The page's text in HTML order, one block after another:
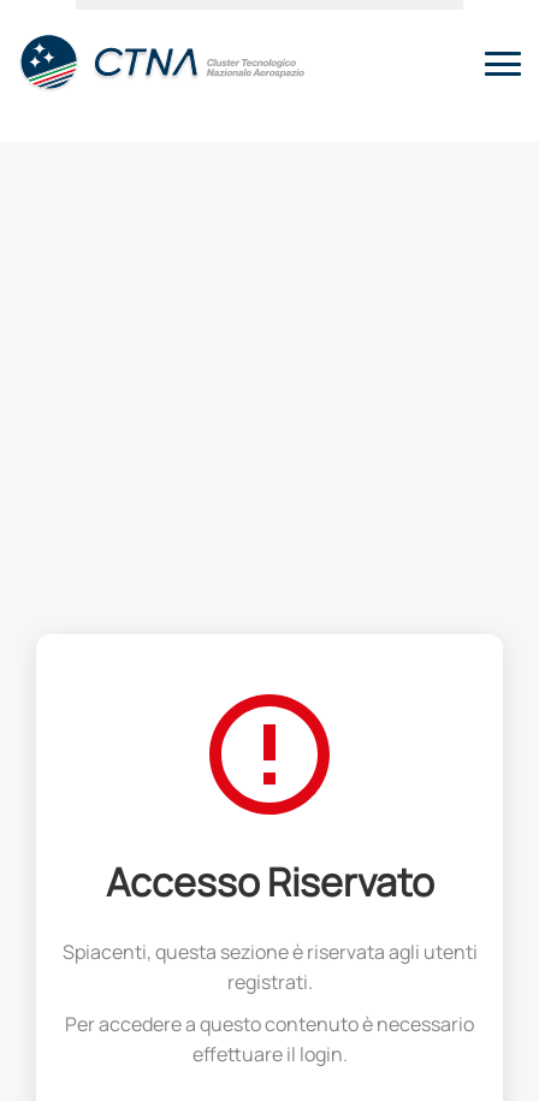
Accesso Riservato
Spiacenti, questa sezione è riservata agli utenti
registrati.
Per accedere a questo contenuto è necessario
effettuare il login.